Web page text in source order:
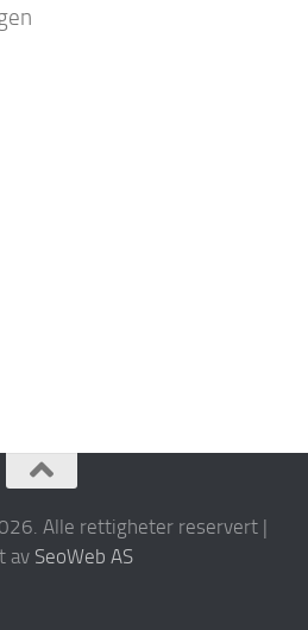
Alle rettigheter reservert |
av SeoWeb AS